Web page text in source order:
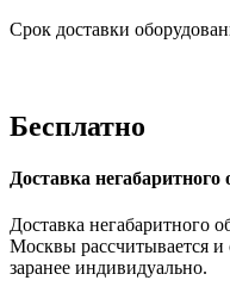
Срок доставки
Бесплатно
Доставка
Доставка негабаритного
Москвы рассчитывается и
заранее индивидуально.